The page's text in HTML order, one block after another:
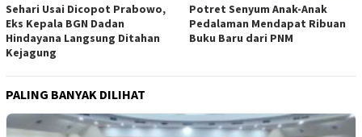
Sehari Usai Dicopot Prabowo,
Eks Kepala BGN Dadan
Hindayana Langsung Ditahan
Kejagung
Potret Senyum Anak-Anak
Pedalaman Mendapat Ribuan
Buku Baru dari PNM
PALING BANYAK DILIHAT